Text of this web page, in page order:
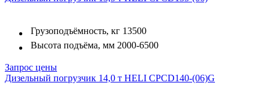
Грузоподъёмность, кг 13500
Высота подъёма, мм 2000-6500
Запрос цены
Дизельный погрузчик 14,0 т HELI CPCD140-(06)G